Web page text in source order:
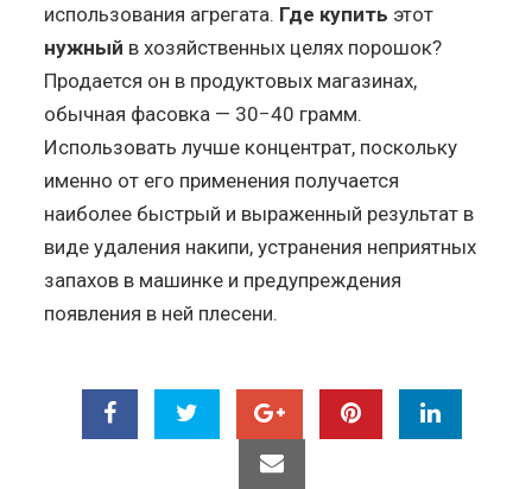
использования агрегата. Где купить этот
нужный в хозяйственных целях порошок?
Продается он в продуктовых магазинах,
обычная фасовка — 30−40 грамм.
Использовать лучше концентрат, поскольку
именно от его применения получается
наиболее быстрый и выраженный результат в
виде удаления накипи, устранения неприятных
запахов в машинке и предупреждения
появления в ней плесени.